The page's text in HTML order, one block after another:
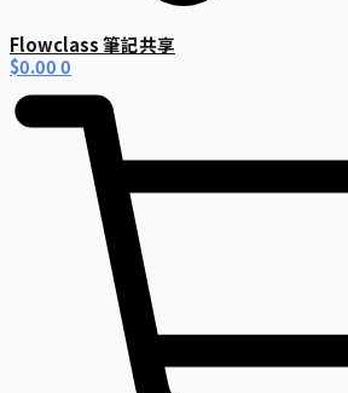
Flowclass 筆記共享
$0.000